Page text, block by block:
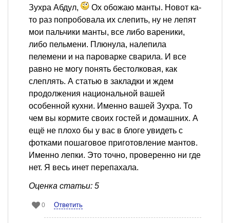
Зухра Абдул,
Ох обожаю манты. Новот ка-
то раз попробовала их слепить, ну не лепят
мои пальчики манты, все либо вареники,
либо пельмени. Плюнула, налепила
пелемени и на пароварке сварила. И все
равно не могу понять бестолковая, как
слеплять. А статью в закладки и ждем
продолжения национальной вашей
особенной кухни. Именно вашей Зухра. То
чем вы кормите своих гостей и домашних. А
ещё не плохо бы у вас в блоге увидеть с
фотками пошаговое приготовление мантов.
Именно лепки. Это точно, проверенно ни где
нет. Я весь инет перепахала.
Оценка статьи: 5
0 Ответить